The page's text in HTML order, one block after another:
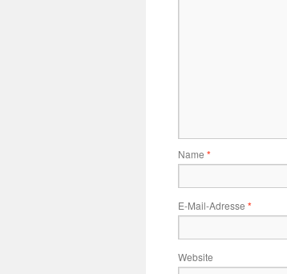
Name *
E-Mail-Adresse *
Website